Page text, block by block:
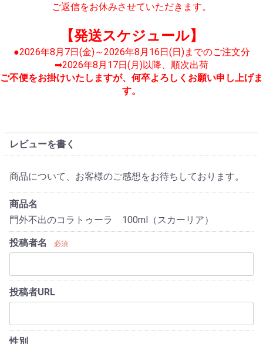
ご返信をお休みさせていただきます。
【発送スケジュール】
●2026年8月7日(金)～2026年8月16日(日)までのご注文分
➡2026年8月17日(月)以降、順次出荷
ご不便をお掛けいたしますが、何卒よろしくお願い申し上げま
す。
レビューを書く
商品について、お客様のご感想をお待ちしております。
商品名
門外不出のコラトゥーラ 100ml（スカーリア）
投稿者名 必須
投稿者URL
性別